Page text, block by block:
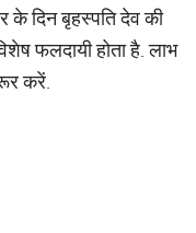
दिन बृहस्पति देव की
फलदायी होता है. लाभ
करें.